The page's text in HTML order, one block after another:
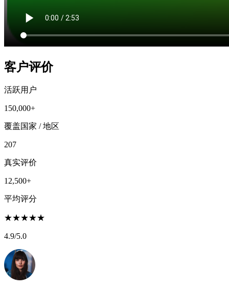
客户评价
活跃用户
150,000+
覆盖国家 / 地区
207
真实评价
12,500+
平均评分
★★★★★
4.9/5.0